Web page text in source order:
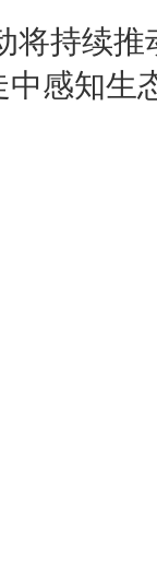
将持续
感知生